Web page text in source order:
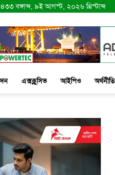
বঙ্গাব্দ, ৯ই আগস্ট, ২০২৬ খ্রিস্টাব্দ
এক্সক্লুসিভ আইপিও অর্থনীতি